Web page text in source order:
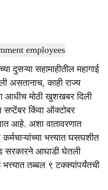
Dainik Gomantak
दुसऱ्या सहामाहीतील महागाई
असतानाच, काही राज्य
आधीच मोठी खुशखबर दिली
सप्टेंबर किंवा ऑक्टोबर
आहे. अशा वातावरणात
भत्त्यात घसघशीत
सरकारने आघाडी घेतली
तब्बल ९ टक्क्यांपर्यंतची